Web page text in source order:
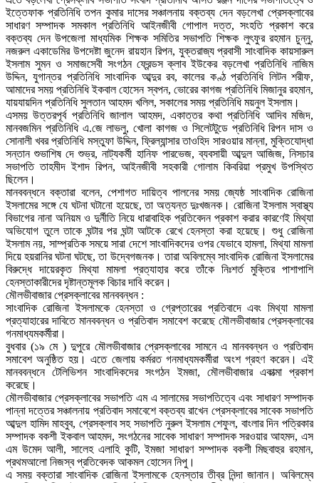
ইত্তেফাক প্রতিনিধি তপন কুমার দাসের সঞ্চালনায় বক্তব্য দেন বড়লেখা প্রেসক্লাবের
সাধারণ সম্পাদক সমকাল প্রতিনিধি আইনজীবী গোপাল দত্ত, সংহতি প্রকাশ করে
বক্তব্য দেন উপজেলা মাধ্যমিক শিক্ষক সমিতির সভাপতি শিক্ষক লুৎফুর রহমান চুন্নু,
নজরুল একাডেমির উপদেষ্টা জুনেদ রায়হান রিপন, যুক্তরাজ্য প্রবাসী সাংবাদিক কায়সারুল
ইসলাম সুমন ও সমাজসেবী সংগঠন ফ্রেন্ডস ক্লাব ইউকের বড়লেখা প্রতিনিধি নাজিম
উদ্দিন, যুগান্তর প্রতিনিধি সাংবাদিক আব্দুর রব, কালের কণ্ঠ প্রতিনিধি লিটন শরীফ,
আমাদের সময় প্রতিনিধি ইকবাল হোসেন স্বপন, ভোরের কাগজ প্রতিনিধি মিজানুর রহমান,
যায়যায়দিন প্রতিনিধি সুলতান আহমদ খলিল, সকালের সময় প্রতিনিধি ময়নুল ইসলাম।
এসময় উত্তরপূর্ব প্রতিনিধি জালাল আহমদ, একাত্তর কথা প্রতিনিধি আদিব মজিদ,
মানবজমিন প্রতিনিধি এ.জে লাভলু, খোলা কাগজ ও সিলেটটুডে প্রতিনিধি রিপন দাস ও
সোনালী খবর প্রতিনিধি মস্তুফা উদ্দিন, ফ্রিল্যান্সার তাওহিদ সারওয়ার মান্না, মুক্তিযোদ্ধা
সন্তান শুভাশিষ দে শুভ্র, নাট্যকর্মী হানিফ পারভেজ, ব্যবসায়ী আব্দুল আজিজ, নিসচার
সভাপতি তাহমীদ ইশাদ রিপন, আইনজীবী সহকারী গোলাম কিবরিয়া প্রমুখ উপস্থিত
ছিলেন।
মানববন্ধনে বক্তারা বলেন, পেশাগত দায়িত্ব পালনের সময় জ্যেষ্ঠ সাংবাদিক রোজিনা
ইসলামের সঙ্গে যে ঘটনা ঘটানো হয়েছে, তা অত্যন্ত দুঃখজনক। রোজিনা ইসলাম স্বাস্থ্য
বিভাগের নানা অনিয়ম ও দুর্নীতি নিয়ে ধারাবাহিক প্রতিবেদন প্রকাশ করার কারণেই মিথ্যা
অভিযোগ তুলে তাকে ঘন্টার পর ঘন্টা আটকে রেখে হেনস্তা করা হয়েছে। শুধু রোজিনা
ইসলাম নয়, সাম্প্রতিক সময়ে সারা দেশে সাংবাদিকদের ওপর যেভাবে হামলা, মিথ্যা মামলা
দিয়ে হয়রানির ঘটনা ঘটছে, তা উদ্বেগজনক। তারা অবিলম্বে সাংবাদিক রোজিনা ইসলামের
বিরুদ্ধে দায়েরকৃত মিথ্যা মামলা প্রত্যাহার করে তাঁকে নিঃশর্ত মুক্তির পাশাপাশি
হেনস্তাকারীদের দৃষ্টান্তমূলক বিচার দাবি করেন।
মৌলভীবাজার প্রেসক্লাবের মানববন্ধন :
সাংবাদিক রোজিনা ইসলামকে হেনস্তা ও গ্রেপ্তারের প্রতিবাদে এবং মিথ্যা মামলা
প্রত্যাহারের দাবিতে মানববন্ধন ও প্রতিবাদ সমাবেশ করেছে মৌলভীবাজার প্রেসক্লাবের
গনমাধ্যমকর্মীরা।
বুধবার (১৯ মে ) দুপুরে মৌলভীবাজার প্রেসক্লাবের সামনে এ মানববন্ধন ও প্রতিবাদ
সমাবেশ অনুষ্ঠিত হয়। এতে জেলায় কর্মরত গনমাধ্যমকর্মীরা অংশ গ্রহণ করেন। এই
মানববন্ধনে টেলিভিশন সাংবাদিকদের সংগঠন ইমজা, মৌলভীবাজার একাত্মা প্রকাশ
করেছে।
মৌলভীবাজার প্রেসক্লাবের সভাপতি এম এ সালামের সভাপতিত্বে এবং সাধারণ সম্পাদক
পান্না দত্তের সঞ্চালনায় প্রতিবাদ সমাবেশে বক্তব্য রাখেন প্রেসক্লাবের সাবেক সভাপতি
আব্দুল হামিদ মাহবুব, প্রেসক্লাব সহ সভাপতি নুরুল ইসলাম শেফুল, বাংলার দিন পত্রিকার
সম্পাদক বকশী ইকবাল আহমদ, সংগঠনের সাবেক সাধারণ সম্পাদক সরওয়ার আহমদ, এস
এম উমেদ আলী, সালেহ এলাহি কুটি, ইমজা সাধারণ সম্পাদক বকশী মিছবাহুর রহমান,
প্রথমআলো নিজস্ব প্রতিবেদক আকমল হোসেন নিপু।
এ সময় বক্তারা সাংবাদিক রোজিনা ইসলামকে হেনস্তার তীব্র নিন্দা জানান। অবিলম্বে